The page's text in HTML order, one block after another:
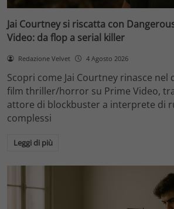
Jai Courtney si riscatta con
Video: da flop a serial killer
Redazione Velvet 4 Agosto 2026
Scopri come Jai Courtney rinasce nel
film thriller/horror su Prime Video,
attore di blockbuster a interprete di
complessi
Leggi di più